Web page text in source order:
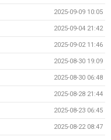
2025-09-09 10:05
2025-09-04 21:42
2025-09-02 11:46
2025-08-30 19:09
2025-08-30 06:48
2025-08-28 21:44
2025-08-23 06:45
2025-08-22 08:47